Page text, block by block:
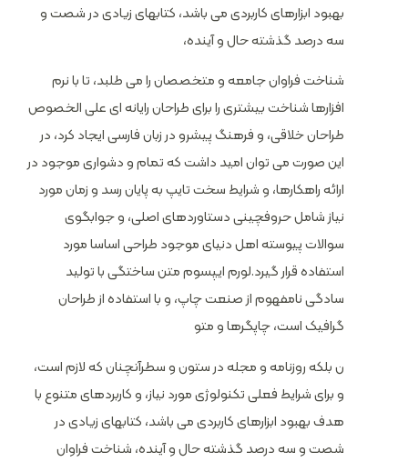
بهبود ابزارهای کاربردی می باشد، کتابهای زیادی در شصت و
سه درصد گذشته حال و آینده،
شناخت فراوان جامعه و متخصصان را می طلبد، تا با نرم
افزارها شناخت بیشتری را برای طراحان رایانه ای علی الخصوص
طراحان خلاقی، و فرهنگ پیشرو در زبان فارسی ایجاد کرد، در
این صورت می توان امید داشت که تمام و دشواری موجود در
ارائه راهکارها، و شرایط سخت تایپ به پایان رسد و زمان مورد
نیاز شامل حروفچینی دستاوردهای اصلی، و جوابگوی
سوالات پیوسته اهل دنیای موجود طراحی اساسا مورد
استفاده قرار گیرد.لورم ایپسوم متن ساختگی با تولید
سادگی نامفهوم از صنعت چاپ، و با استفاده از طراحان
گرافیک است، چاپگرها و متو
ن بلکه روزنامه و مجله در ستون و سطرآنچنان که لازم است،
و برای شرایط فعلی تکنولوژی مورد نیاز، و کاربردهای متنوع با
هدف بهبود ابزارهای کاربردی می باشد، کتابهای زیادی در
شصت و سه درصد گذشته حال و آینده، شناخت فراوان